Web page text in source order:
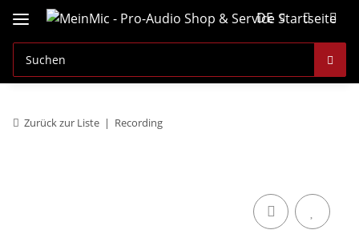
DE
Zurück zur Liste Recording